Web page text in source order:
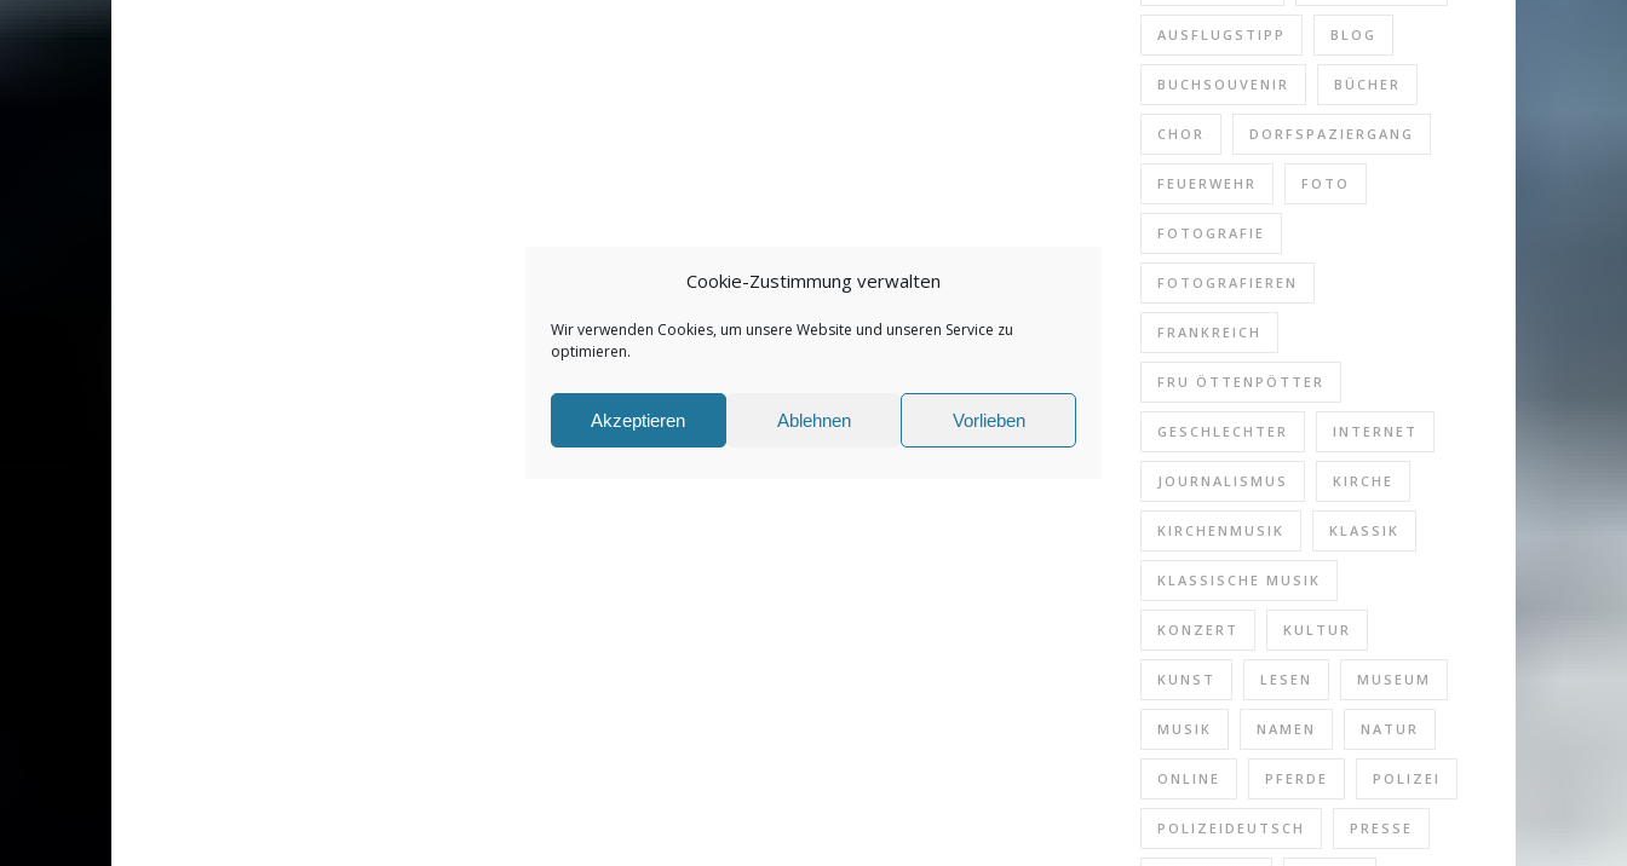
Cookie-Zustimmung verwalten
Wir verwenden Cookies, um unsere Website und unseren Service zu
optimieren.
Akzeptieren Ablehnen Vorlieben
AUSFLUGSTIPP BLOG
BUCHSOUVENIR BÜCHER
CHOR DORFSPAZIERGANG
FEUERWEHR FOTO
FOTOGRAFIE
FOTOGRAFIEREN
FRANKREICH
FRU ÖTTENPÖTTER
GESCHLECHTER INTERNET
JOURNALISMUS KIRCHE
KIRCHENMUSIK KLASSIK
KLASSISCHE MUSIK
KONZERT KULTUR
KUNST LESEN MUSEUM
MUSIK NAMEN NATUR
ONLINE PFERDE POLIZEI
POLIZEIDEUTSCH PRESSE